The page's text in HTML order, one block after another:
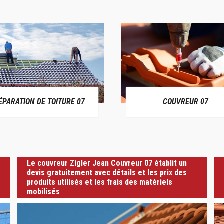
DE TOITURE 07 COUVREUR 07
Le couvreur Zigler Jean Couvreur 07 établit un
devis gratuitement avec détails et les prix des
produits utilisés et les frais des matériels
mobilisés